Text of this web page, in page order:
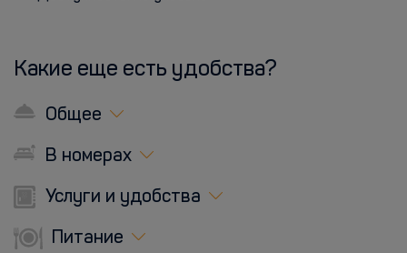
Какие еще есть удобства?
Общее
В номерах
Услуги и удобства
Питание